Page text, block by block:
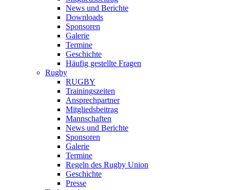
News und Berichte
Downloads
Sponsoren
Galerie
Termine
Geschichte
Häufig gestellte Fragen
Rugby
RUGBY
Trainingszeiten
Ansprechpartner
Mitgliedsbeitrag
Mannschaften
News und Berichte
Sponsoren
Galerie
Termine
Regeln des Rugby Union
Geschichte
Presse